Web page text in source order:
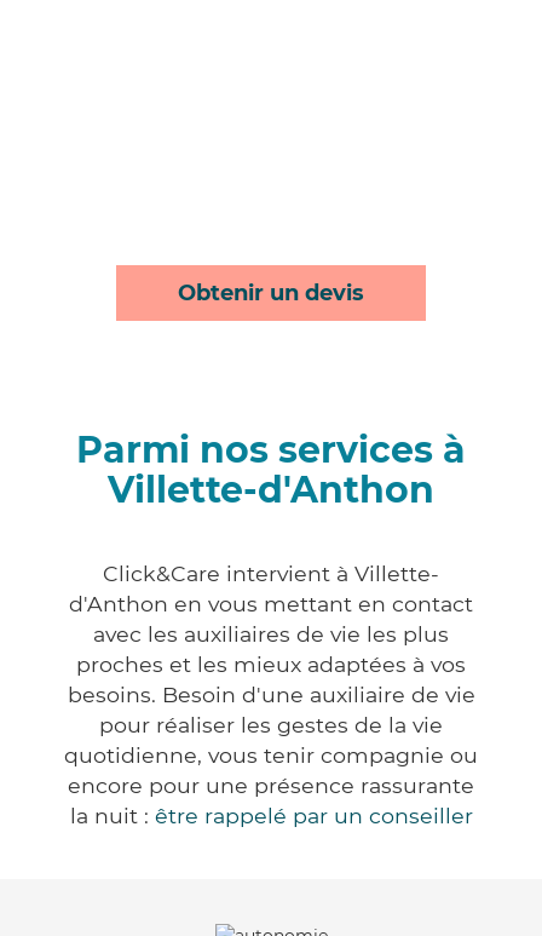
Obtenir un devis
Parmi nos services à
Villette-d'Anthon
Click&Care intervient à Villette-
d'Anthon en vous mettant en contact
avec les auxiliaires de vie les plus
proches et les mieux adaptées à vos
besoins. Besoin d'une auxiliaire de vie
pour réaliser les gestes de la vie
quotidienne, vous tenir compagnie ou
encore pour une présence rassurante
la nuit : être rappelé par un conseiller